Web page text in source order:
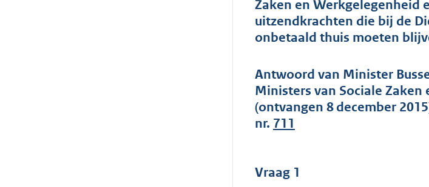
Zaken en Werkgelegenheid
uitzendkrachten die bij de
onbetaald thuis moeten
Antwoord van Minister
Ministers van Sociale
(ontvangen 8 december
nr. 711
Vraag 1